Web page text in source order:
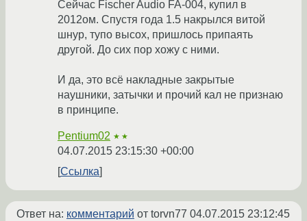
Сейчас Fischer Audio FA-004, купил в
2012ом. Спустя года 1.5 накрылся витой
шнур, тупо высох, пришлось припаять
другой. До сих пор хожу с ними.
И да, это всё накладные закрытые
наушники, затычки и прочий кал не признаю
в принципе.
Pentium02 ★★
04.07.2015 23:15:30 +00:00
Ссылка
Ответ на: комментарий от torvn77 04.07.2015 23:12:45